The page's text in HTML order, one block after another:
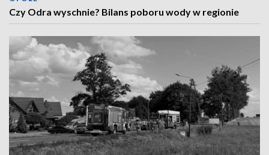
Czy Odra wyschnie? Bilans poboru wody w regionie